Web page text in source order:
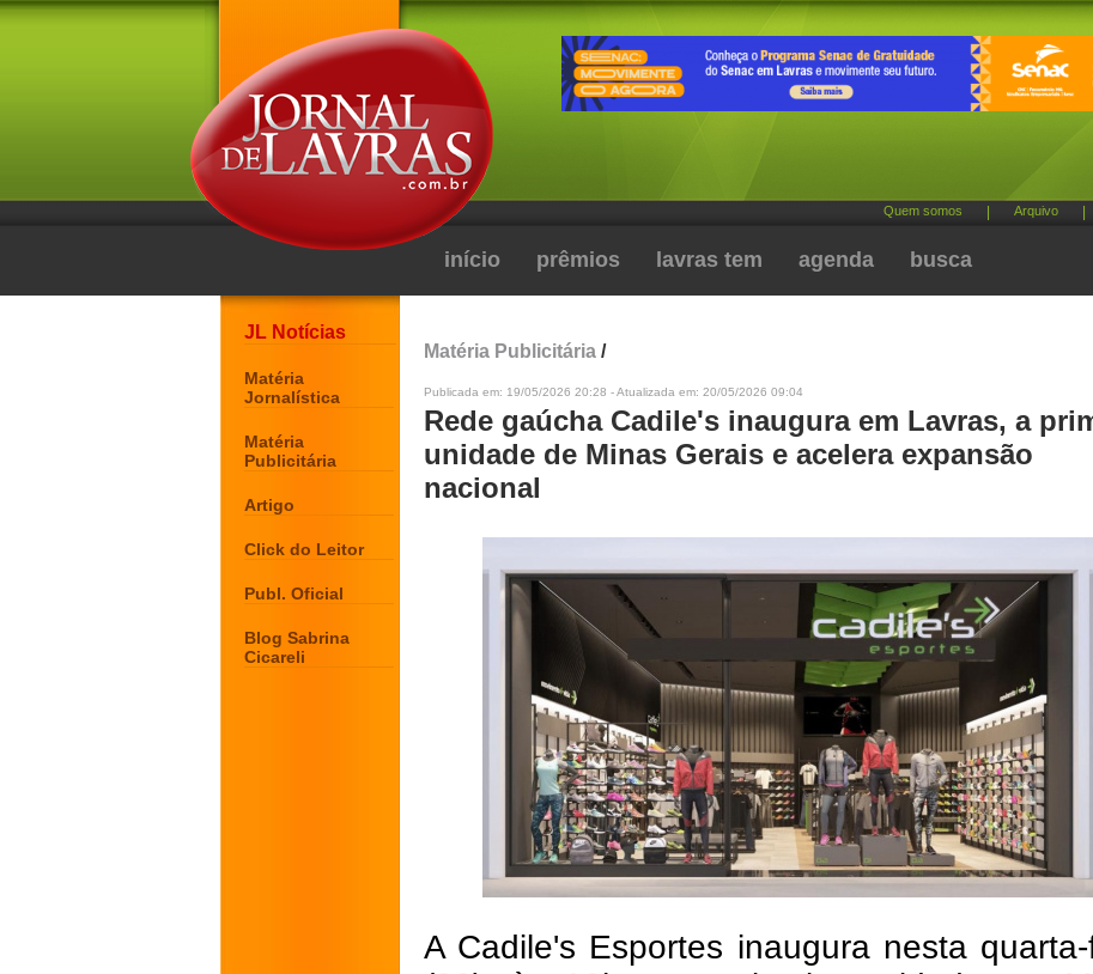
Quem somos Arquivo
início prêmios lavras tem agenda busca
JL Notícias
Matéria
Jornalística
Matéria
Publicitária
Artigo
Click do Leitor
Publ. Oficial
Blog Sabrina
Cicareli
Matéria Publicitária /
Publicada em: 19/05/2026 20:28 - Atualizada em: 20/05/2026 09:04
Rede gaúcha Cadile's inaugura em Lavras, a
unidade de Minas Gerais e acelera expansão
nacional
A Cadile's Esportes inaugura nesta